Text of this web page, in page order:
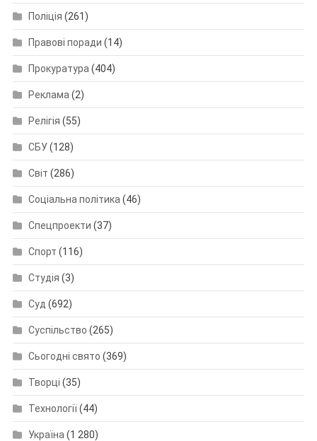
Поліція (261)
Правові поради (14)
Прокуратура (404)
Реклама (2)
Релігія (55)
СБУ(128)
Світ (286)
Соціальна політика (46)
Спецпроекти (37)
Спорт (116)
Студія (3)
Суд (692)
Суспільство (265)
Сьогодні свято (369)
Творці (35)
Технології(44)
Україна (1 280)